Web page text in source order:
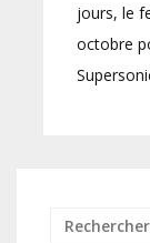
jours, le
octobre
Rechercher :